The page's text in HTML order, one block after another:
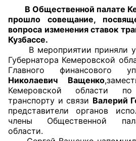
+7 (3842) 58-
ОБРАТНАЯ
Главная
В Общественной палате
прошло совещание,
вопроса изменения ставок
Кузбассе.
В мероприятии приняли
Губернатора Кемеровской
Главного финансового
Николаевич Ващенко
Кемеровской области по
транспорту и связи Валерий
представители органов
члены Общественной
области.